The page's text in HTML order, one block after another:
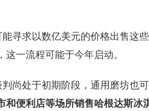
寻求以数亿美元的价格出售这
一流程可能于今年启动。
尚处于初期阶段，通用磨坊也
便利店等场所销售哈根达斯冰